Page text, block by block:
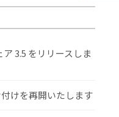
3.5 をリリースしま
けを再開いたします